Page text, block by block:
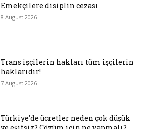
Emekçilere disiplin cezası
8 August 2026
Trans işçilerin hakları tüm işçilerin
haklarıdır!
7 August 2026
Türkiye’de ücretler neden çok düşük